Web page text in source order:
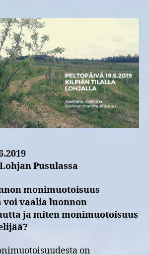
Pusulassa
monimuotoisuus
vaalia luonnon
ja miten monimuotoisuus
on